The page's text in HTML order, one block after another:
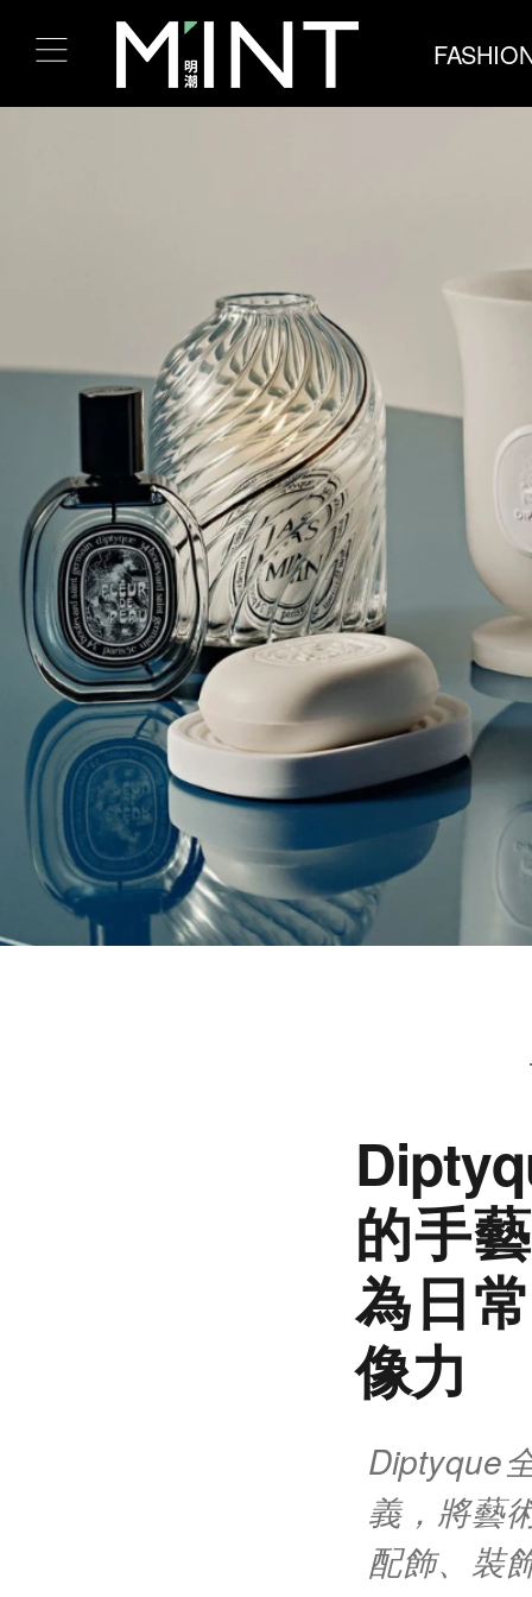
的手
為日
像力
Diptyque
義，將藝
配飾、裝